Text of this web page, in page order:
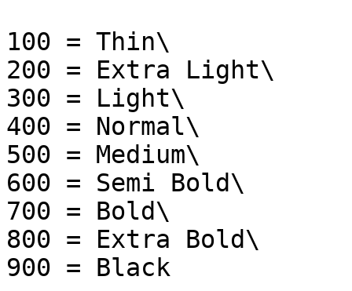
100 = Thin\
200 = Extra Light\
300 = Light\
400 = Normal\
500 = Medium\
600 = Semi Bold\
700 = Bold\
800 = Extra Bold\
900 = Black